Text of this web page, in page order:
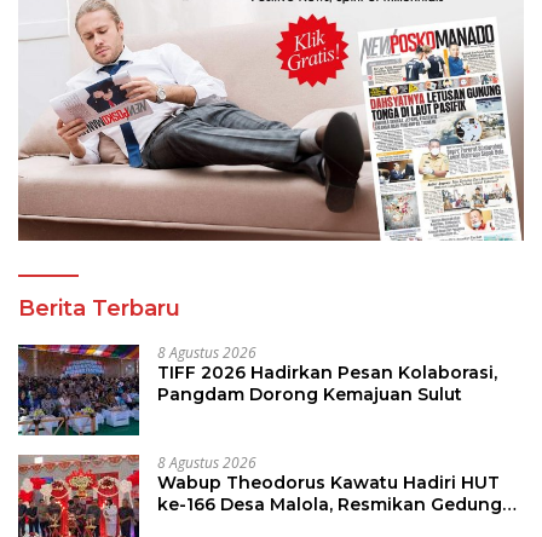
Berita Terbaru
8 Agustus 2026
TIFF 2026 Hadirkan Pesan Kolaborasi,
Pangdam Dorong Kemajuan Sulut
8 Agustus 2026
Wabup Theodorus Kawatu Hadiri HUT
ke-166 Desa Malola, Resmikan Gedung